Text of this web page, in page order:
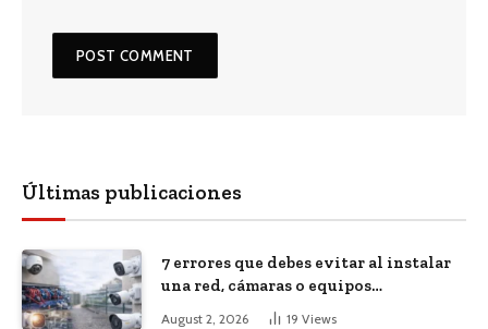
Últimas publicaciones
7 errores que debes evitar al instalar
una red, cámaras o equipos
tecnológicos en una empresa
August 2, 2026 19 Views